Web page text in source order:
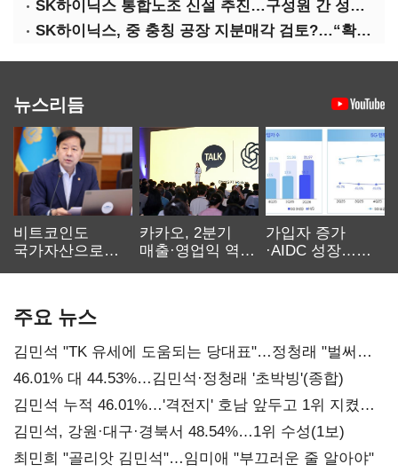
SK하이닉스 통합노조 신설 추진…구성원 간 성과급 불만 확산
SK하이닉스, 중 충칭 공장 지분매각 검토?…“확정된 바 없어”
뉴스리듬
비트코인도
국가자산으로…'
카카오, 2분기
매출·영업익 역대
가입자 증가
·AIDC 성장…
주요 뉴스
김민석 "TK 유세에 도움되는 당대표"…정청래 "벌써
대표된 양 당직 배분"
46.01% 대 44.53%…김민석·정청래 '초박빙'(종합)
김민석 누적 46.01%…'격전지' 호남 앞두고 1위 지켰다
(2보)
김민석, 강원·대구·경북서 48.54%…1위 수성(1보)
최민희 "골리앗 김민석"…임미애 "부끄러운 줄 알아야"